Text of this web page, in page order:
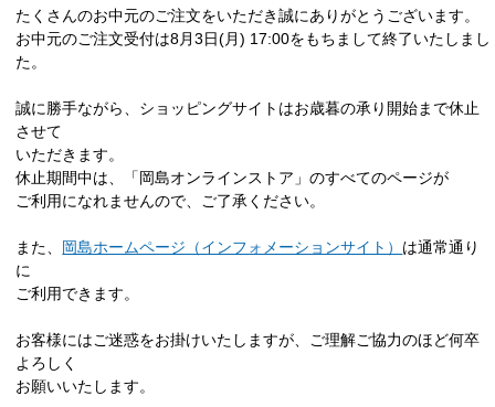
たくさんのお中元のご注文をいただき誠にありがとうございます。
お中元のご注文受付は8月3日(月) 17:00をもちまして終了いたしまし
た。
誠に勝手ながら、ショッピングサイトはお歳暮の承り開始まで休止
させて
いただきます。
休止期間中は、「岡島オンラインストア」のすべてのページが
ご利用になれませんので、ご了承ください。
また、 岡島ホームページ（インフォメーションサイト） は通常通り
に
ご利用できます。
お客様にはご迷惑をお掛けいたしますが、ご理解ご協力のほど何卒
よろしく
お願いいたします。